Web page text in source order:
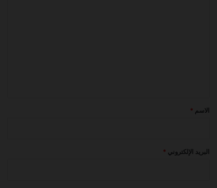
*الاسم *
البريد الإلكتروني *